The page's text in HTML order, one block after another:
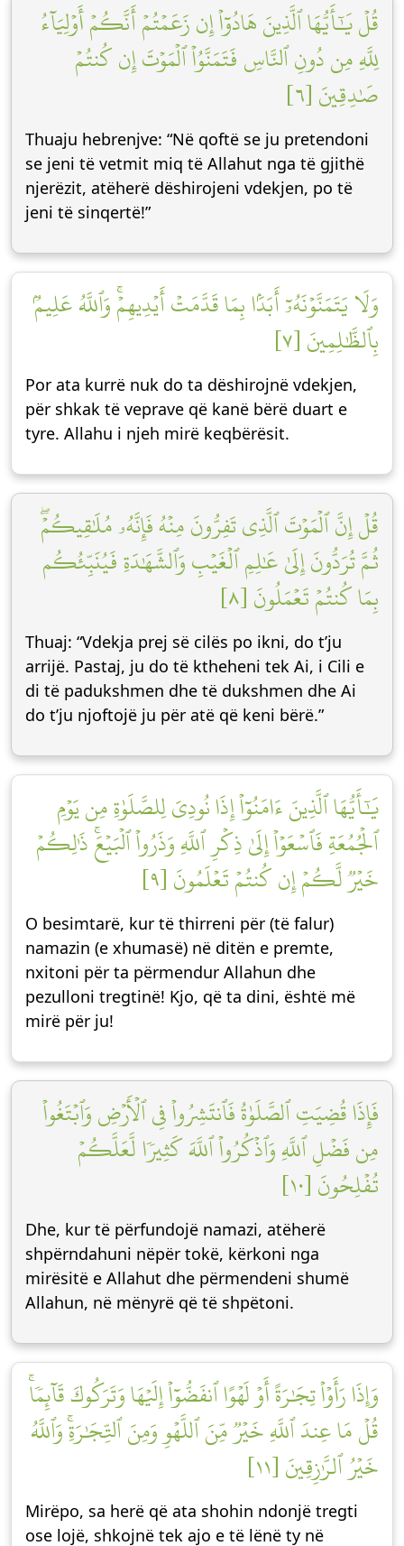
قُلۡ يَٰٓأَيُّهَا ٱلَّذِينَ هَادُوٓاْ إِن زَعَمۡتُمۡ أَنَّكُمۡ أَوۡلِيَآءُ
لِلَّهِ مِن دُونِ ٱلنَّاسِ فَتَمَنَّوُاْ ٱلۡمَوۡتَ إِن كُنتُمۡ
صَٰدِقِينَ [٦]
Thuaju hebrenjve: “Në qoftë se ju pretendoni
se jeni të vetmit miq të Allahut nga të gjithë
njerëzit, atëherë dëshirojeni vdekjen, po të
jeni të sinqertë!”
وَلَا يَتَمَنَّوۡنَهُۥٓ أَبَدَۢا بِمَا قَدَّمَتۡ أَيۡدِيهِمۡۚ وَٱللَّهُ عَلِيمُۢ
بِٱلظَّٰلِمِينَ [٧]
Por ata kurrë nuk do ta dëshirojnë vdekjen,
për shkak të veprave që kanë bërë duart e
tyre. Allahu i njeh mirë keqbërësit.
قُلۡ إِنَّ ٱلۡمَوۡتَ ٱلَّذِي تَفِرُّونَ مِنۡهُ فَإِنَّهُۥ مُلَٰقِيكُمۡۖ
ثُمَّ تُرَدُّونَ إِلَىٰ عَٰلِمِ ٱلۡغَيۡبِ وَٱلشَّهَٰدَةِ فَيُنَبِّئُكُم
بِمَا كُنتُمۡ تَعۡمَلُونَ [٨]
Thuaj: “Vdekja prej së cilës po ikni, do t’ju
arrijë. Pastaj, ju do të ktheheni tek Ai, i Cili e
di të padukshmen dhe të dukshmen dhe Ai
do t’ju njoftojë ju për atë që keni bërë.”
يَٰٓأَيُّهَا ٱلَّذِينَ ءَامَنُوٓاْ إِذَا نُودِيَ لِلصَّلَوٰةِ مِن يَوۡمِ
ٱلۡجُمُعَةِ فَٱسۡعَوۡاْ إِلَىٰ ذِكۡرِ ٱللَّهِ وَذَرُواْ ٱلۡبَيۡعَۚ ذَٰلِكُمۡ
خَيۡرٞ لَّكُمۡ إِن كُنتُمۡ تَعۡلَمُونَ [٩]
O besimtarë, kur të thirreni për (të falur)
namazin (e xhumasë) në ditën e premte,
nxitoni për ta përmendur Allahun dhe
pezulloni tregtinë! Kjo, që ta dini, është më
mirë për ju!
فَإِذَا قُضِيَتِ ٱلصَّلَوٰةُ فَٱنتَشِرُواْ فِي ٱلۡأَرۡضِ وَٱبۡتَغُواْ
مِن فَضۡلِ ٱللَّهِ وَٱذۡكُرُواْ ٱللَّهَ كَثِيرٗا لَّعَلَّكُمۡ
تُفۡلِحُونَ [١٠]
Dhe, kur të përfundojë namazi, atëherë
shpërndahuni nëpër tokë, kërkoni nga
mirësitë e Allahut dhe përmendeni shumë
Allahun, në mënyrë që të shpëtoni.
وَإِذَا رَأَوۡاْ تِجَٰرَةً أَوۡ لَهۡوًا ٱنفَضُّوٓاْ إِلَيۡهَا وَتَرَكُوكَ قَآئِمٗاۚ
قُلۡ مَا عِندَ ٱللَّهِ خَيۡرٞ مِّنَ ٱللَّهۡوِ وَمِنَ ٱلتِّجَٰرَةِۚ وَٱللَّهُ
خَيۡرُ ٱلرَّٰزِقِينَ [١١]
Mirëpo, sa herë që ata shohin ndonjë tregti
ose lojë, shkojnë tek ajo e të lënë ty në